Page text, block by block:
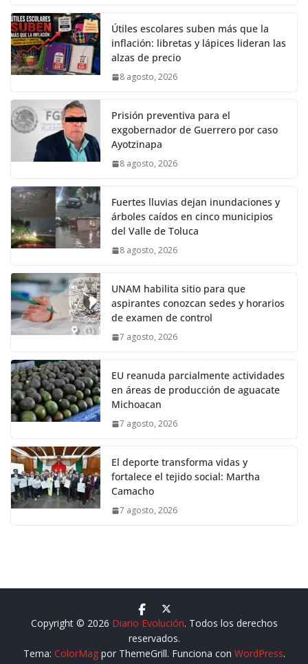
Útiles escolares suben más que la
inflación: libretas y lápices lideran las
alzas de precio
8 agosto, 2026
Prisión preventiva para el
exgobernador de Guerrero por caso
Ayotzinapa
8 agosto, 2026
Fuertes lluvias dejan inundaciones y
árboles caídos en cinco municipios
del Valle de Toluca
8 agosto, 2026
UNAM habilita sitio para que
aspirantes conozcan sedes y horarios
de examen de control
7 agosto, 2026
EU reanuda parcialmente actividades
en áreas de producción de aguacate
Michoacan
7 agosto, 2026
El deporte transforma vidas y
fortalece el tejido social: Martha
Camacho
7 agosto, 2026
Copyright © 2026 Diario Evolución. Todos los derechos
reservados.
Tema: ColorMagpor ThemeGrill. Funciona con WordPress.